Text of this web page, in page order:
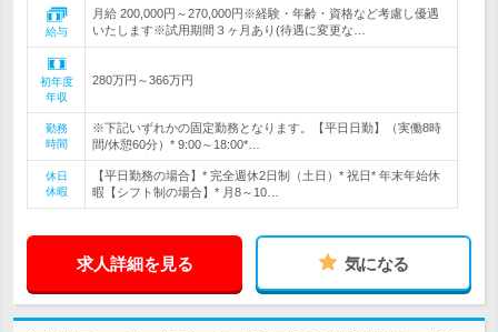
給与
月給 200,000円～270,000円※経験・年齢・資格など考慮し優遇
いたします※試用期間３ヶ月あり(待遇に変更な…
初年度
年収
280万円～366万円
勤務
時間
※下記いずれかの固定勤務となります。【平日日勤】（実働8時
間/休憩60分）* 9:00～18:00*…
休日
休暇
【平日勤務の場合】* 完全週休2日制（土日）* 祝日* 年末年始休
暇【シフト制の場合】* 月8～10…
求人詳細を見る 気になる